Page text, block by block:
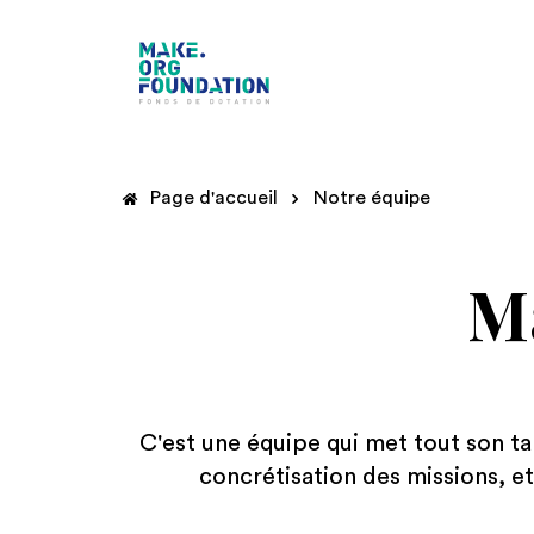
Page d'accueil Notre équipe
C'est une équipe qui met tout son
concrétisation des missions,